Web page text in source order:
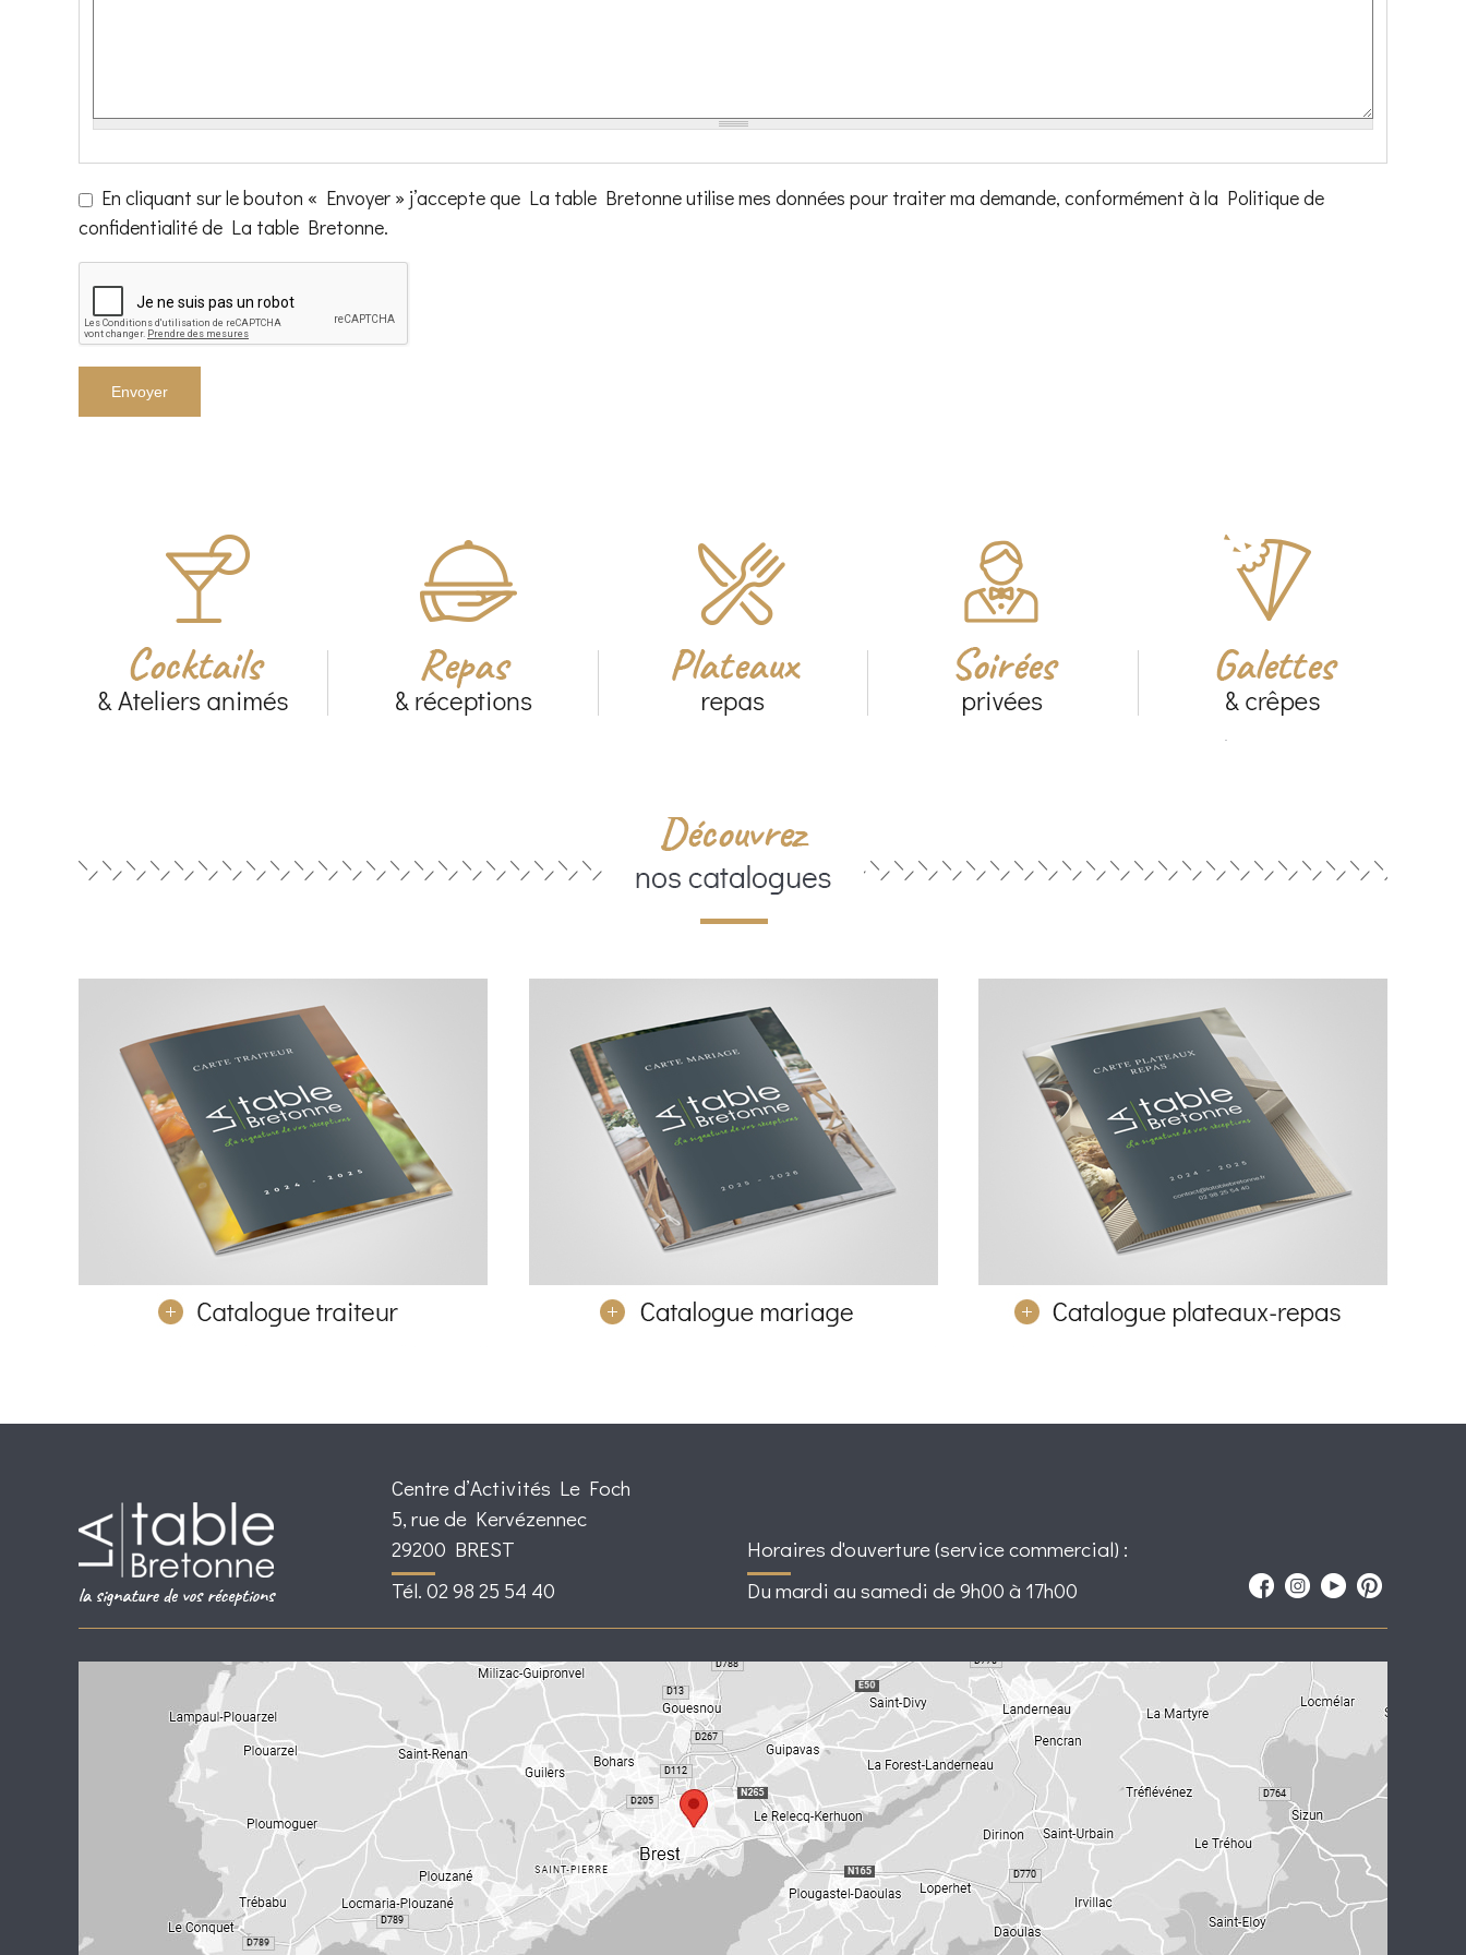
RGPD*
En cliquant sur le bouton « Envoyer » j’accepte que La table Bretonne utilise mes données pour traiter ma demande, conformément à la Politique de
confidentialité de La table Bretonne.
Centre d’Activités Le Foch
5, rue de Kervézennec
29200 BREST
Tél. 02 98 25 54 40
Horaires d'ouverture (service commercial) :
Du mardi au samedi de 9h00 à 17h00